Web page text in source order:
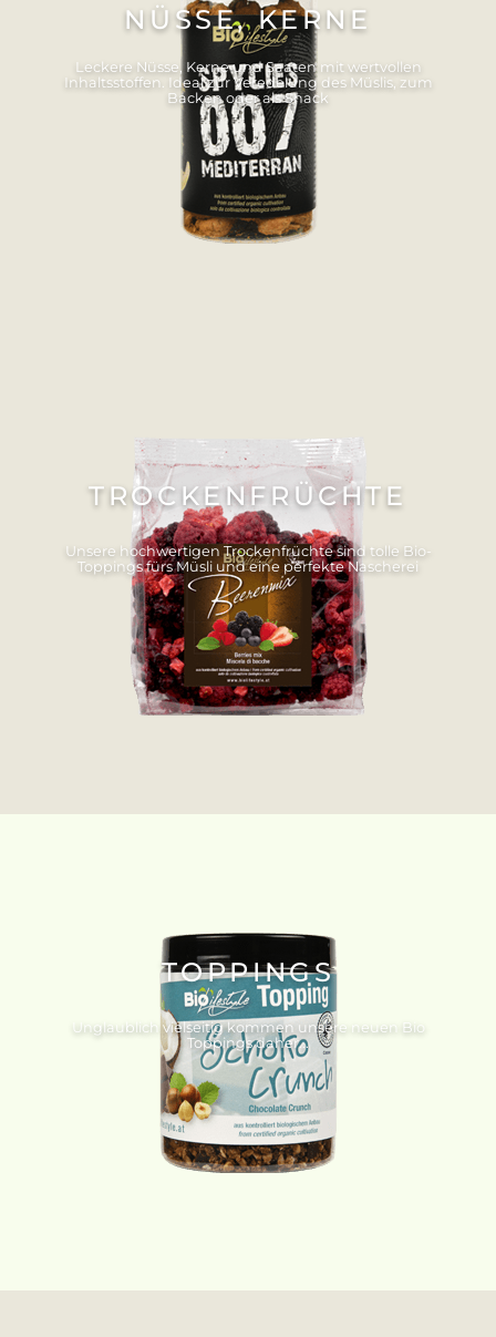
NÜSSE, KERNE
Leckere Nüsse, Kerne und Saaten mit wertvollen
Inhaltsstoffen. Ideal zur Veredelung des Müslis, zum
Backen oder als Snack
TROCKENFRÜCHTE
Unsere hochwertigen Trockenfrüchte sind tolle Bio-
Toppings fürs Müsli und eine perfekte Nascherei
TOPPINGS
Unglaublich vielseitig kommen unsere neuen Bio
Toppings daher...